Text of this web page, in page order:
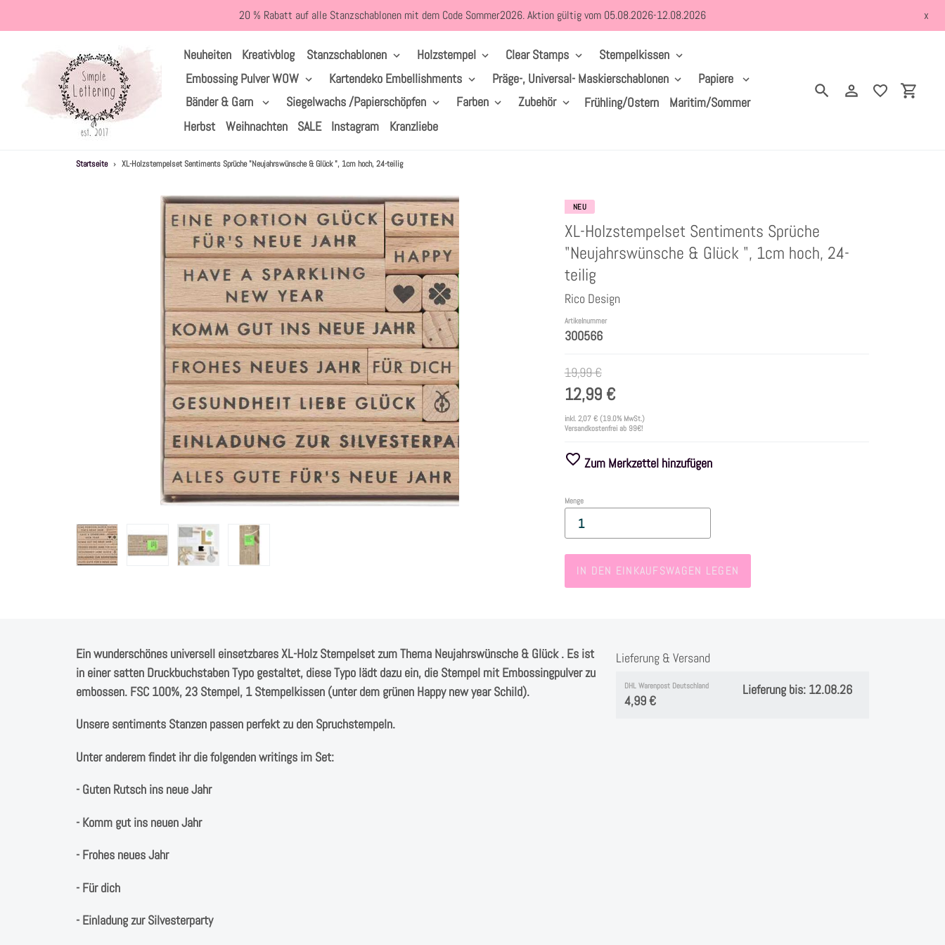
zum
20 % Rabatt auf alle Stanzschablonen mit dem Code Sommer2026. Aktion gültig vom 05.08.2026-12.08.2026 x
Neuheiten Kreativblog Stanzschablonen Holzstempel Clear Stamps
Stempelkissen
Embossing Pulver WOW
Kartendeko Embellishments Präge-, Universal- Maskierschablonen
Papiere
Bänder & Garn
Siegelwachs /Papierschöpfen Farben Zubehör Frühling/Ostern
Maritim/Sommer
Herbst
Weihnachten SALE Instagram Kranzliebe
SuchenEinloggen
Startseite › XL-Holzstempelset Sentiments Sprüche "Neujahrswünsche & Glück ", 1cm hoch, 24-teilig
NEU
XL-Holzstempelset Sentiments Sprüche
"Neujahrswünsche & Glück ", 1cm hoch, 24-
teilig
Rico Design
Artikelnummer
300566
19,99 €
12,99 €
inkl. 2,07 €(19.0% MwSt.)
Versandkostenfrei ab 99€!
Zum Merkzettel hinzufügen
Menge
IN DEN EINKAUFSWAGEN LEGEN
Ein wunderschönes universell einsetzbares XL-Holz Stempelset zum Thema Neujahrswünsche & Glück . Es ist
in einer satten Druckbuchstaben Typo gestaltet, diese Typo lädt dazu ein, die Stempel mit Embossingpulver zu
embossen. FSC 100%, 23 Stempel, 1 Stempelkissen (unter dem grünen Happy new year Schild).
Unsere sentiments Stanzen passen perfekt zu den Spruchstempeln.
Unter anderem findet ihr die folgenden writings im Set:
- Guten Rutsch ins neue Jahr
- Komm gut ins neuen Jahr
- Frohes neues Jahr
- Für dich
- Einladung zur Silvesterparty
Lieferung & Versand
DHL Warenpost Deutschland
4,99 €
Lieferung bis: 12.08.26